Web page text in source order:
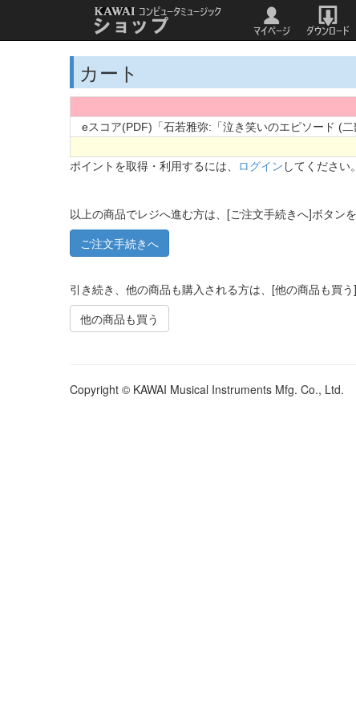
カート
eスコア(PDF)「石若雅弥:「泣き笑いのエピソード (
ポイントを取得・利用するには、 ログイン してください。
以上の商品でレジへ進む方は、[ご注文手続きへ]ボタン
引き続き、他の商品も購入される方は、[他の商品も買う
他の商品も買う
Copyright © KAWAI Musical Instruments Mfg. Co., Ltd.